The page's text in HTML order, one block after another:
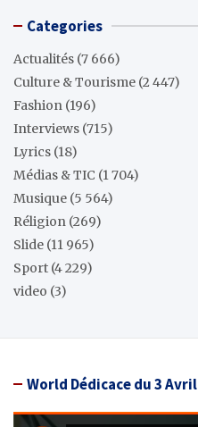
Categories
Actualités (7 666)
Culture & Tourisme (2 447)
Fashion (196)
Interviews (715)
Lyrics (18)
Médias & TIC (1 704)
Musique (5 564)
Réligion (269)
Slide (11 965)
Sport (4 229)
video (3)
World Dédicace du 3 Avril